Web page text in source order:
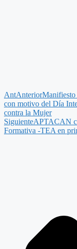
AntAnterior
con motivo del Día
contra la Mujer
SiguienteAPTACAN
Formativa -TEA en